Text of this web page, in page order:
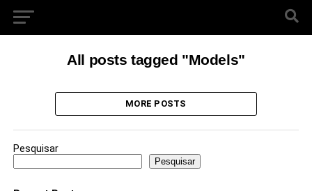
All posts tagged "Models"
MORE POSTS
Pesquisar
Pesquisar